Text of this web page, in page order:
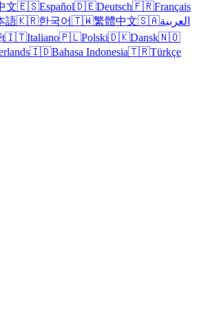
文🇪🇸Español🇩🇪Deutsch🇫🇷Français
語🇰🇷한국어🇹🇼繁體中文🇸🇦العربية
🇮🇹Italiano🇵🇱Polski🇩🇰Dansk🇳🇴
🇮🇩Bahasa Indonesia🇹🇷Türkçe